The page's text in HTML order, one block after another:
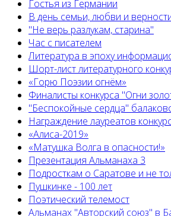
Гостья из Германии
В день семьи, любви и
"Не верь разлукам, старина"
Час с писателем
Литература в эпоху
Шорт-лист литературного
«Горю Поэзии огнём»
Финалисты конкурса "Огни
"Беспокойные сердца"
Награждение лауреатов
«Алиса-2019»
«Матушка Волга в опасности!»
Презентация Альманаха 3
Подросткам о Саратове и не
Пушкинке - 100 лет
Поэтический телемост
Альманах "Авторский союз" в